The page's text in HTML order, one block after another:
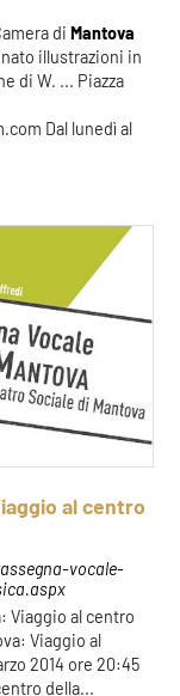
diMantova
illustrazioni in
di W. ... Piazza
Dal lunedì al
al centro
vocale-
Viaggio al centro
Viaggio al
2014 ore 20:45
della...